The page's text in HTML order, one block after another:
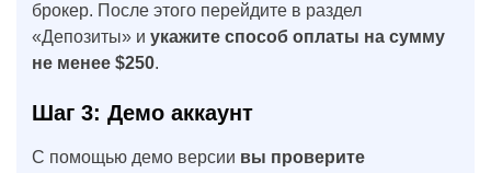
брокер. После этого перейдите в раздел
«Депозиты» и укажите способ оплаты на сумму
не менее $250.
Шаг 3: Демо аккаунт
С помощью демо версии вы проверите